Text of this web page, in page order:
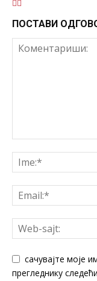
ПОСТАВИ
сачувајте моје
прегледнику